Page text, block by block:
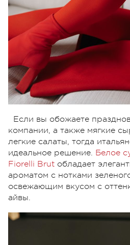
Если вы обожаете
компании, а также мягкие
легкие салаты, тогда
идеальное решение. Белое
Fiorelli Brut обладает
ароматом с нотками
освежающим вкусом с
айвы.